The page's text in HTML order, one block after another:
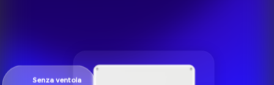
Senza ventola